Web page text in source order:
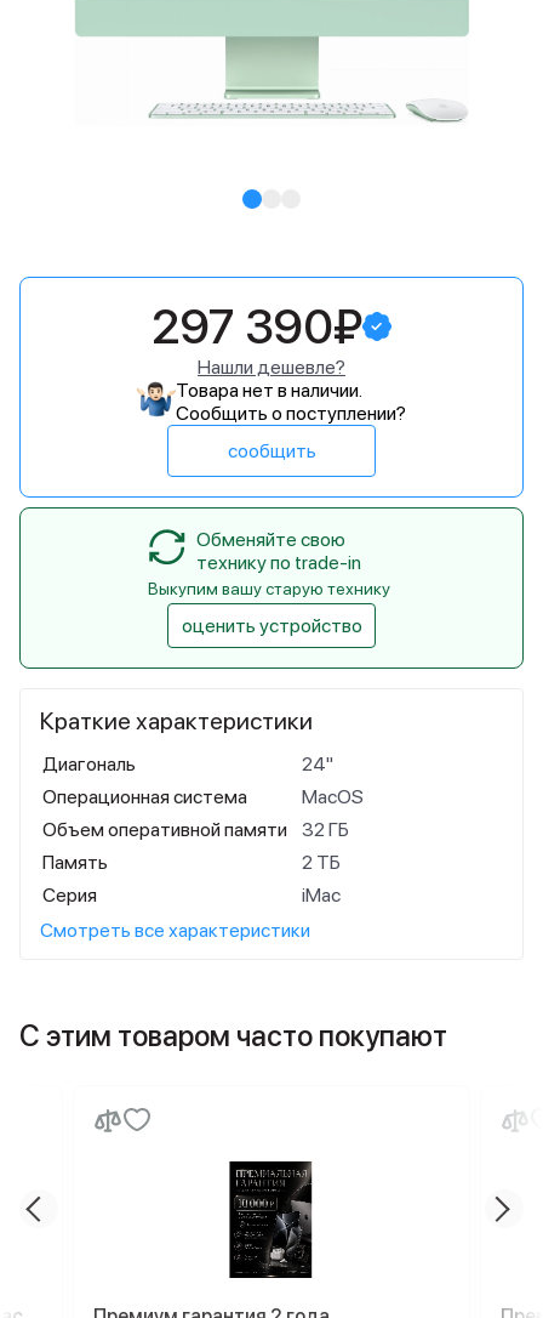
Краткие характеристики
Диагональ
24"
Операционная система
MacOS
Объем оперативной памяти
32 ГБ
Память
2 ТБ
Серия
iMac
Смотреть все характеристики
297 390₽
Нашли дешевле?
Товара нет в наличии.
Сообщить о поступлении?
сообщить
Обменяйте свою
технику по trade-in
Выкупим вашу старую технику
оценить устройство
С этим товаром часто покупают